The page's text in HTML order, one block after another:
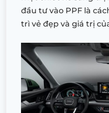
đầu tư vào PPF là
trì vẻ đẹp và giá trị